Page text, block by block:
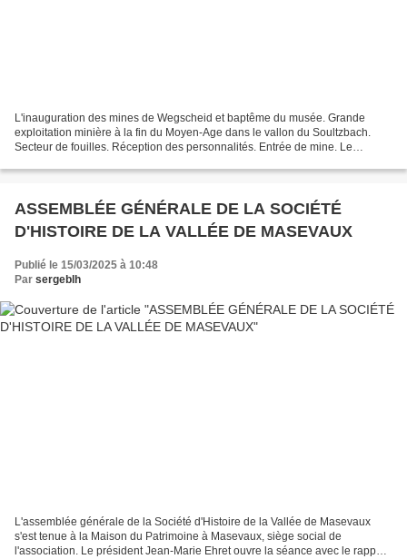
L'inauguration des mines de Wegscheid et baptême du musée. Grande
exploitation minière à la fin du Moyen-Age dans le vallon du Soultzbach.
Secteur de fouilles. Réception des personnalités. Entrée de mine. Le
ASSEMBLÉE GÉNÉRALE DE LA SOCIÉTÉ
D'HISTOIRE DE LA VALLÉE DE MASEVAUX
Publié le 15/03/2025 à 10:48
Par sergeblh
L'assemblée générale de la Société d'Histoire de la Vallée de Masevaux
s'est tenue à la Maison du Patrimoine à Masevaux, siège social de
l'association. Le président Jean-Marie Ehret ouvre la séance avec le rapport